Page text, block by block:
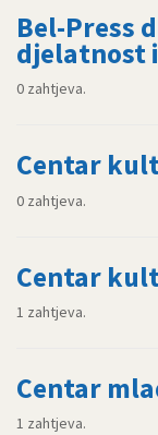
Bel-Press
djelatnost
0 zahtjeva.
Centar
0 zahtjeva.
Centar
1 zahtjeva.
Centar
1 zahtjeva.